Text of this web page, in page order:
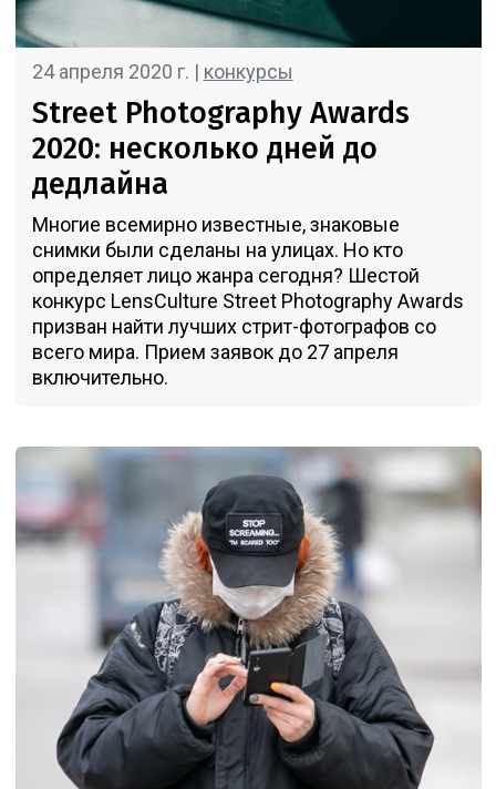
24 апреля 2020 г. | конкурсы
Street Photography Awards
2020: несколько дней до
дедлайна
Многие всемирно известные, знаковые
снимки были сделаны на улицах. Но кто
определяет лицо жанра сегодня? Шестой
конкурс LensCulture Street Photography Awards
призван найти лучших стрит-фотографов со
всего мира. Прием заявок до 27 апреля
включительно.